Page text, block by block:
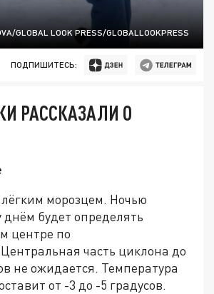
GLOBAL LOOK PRESS/GLOBALLOOKPRESS
ПОДПИШИТЕСЬ:
РАССКАЗАЛИ О
морозцем. Ночью
днём будет определять
центре по
часть циклона до
не ожидается. Температура
от -3 до -5 градусов.